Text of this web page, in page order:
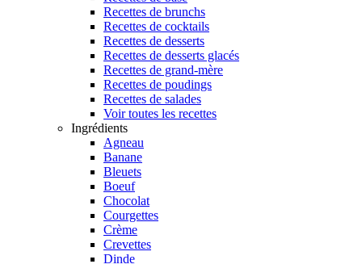
Recettes de brunchs
Recettes de cocktails
Recettes de desserts
Recettes de desserts glacés
Recettes de grand-mère
Recettes de poudings
Recettes de salades
Voir toutes les recettes
Ingrédients
Agneau
Banane
Bleuets
Boeuf
Chocolat
Courgettes
Crème
Crevettes
Dinde